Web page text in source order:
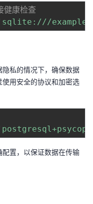
健康检查
私的情况下，确保数据
用安全的协议和加密选
置，以保证数据在传输